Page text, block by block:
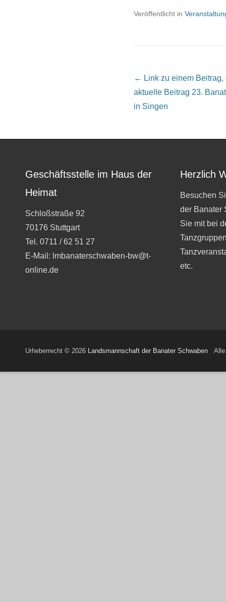
Veröffentlicht in
Beitrags Übersicht
← Link zu einem Beitrag,
aktuelle Beitrag 23.
in Singen
Geschäftsstelle im Haus der
Heimat
Schloßstraße 92
70176 Stuttgart
Tel. 0711 / 62 51 27
E-Mail: lmbanaterschwaben-bw@t-
online.de
Herzlich
Besuchen
der Banater
Sie mit bei
etc.
Urheberrecht © 2026 Landsmannschaft der Banater Schwaben Alle